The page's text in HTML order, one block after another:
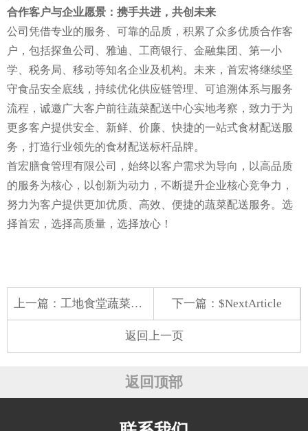
合作客户与企业愿景：携手共进，共创未来
公司凭借专业的服务、可靠的品质，积累了众多优质合作客
户，包括探鱼公司、雅迪、工商银行、金融集团、第一小
学、税务局、移动等知名企业及机构。未来，首宏将继续坚
守食品安全底线，持续优化供应链管理、可追溯体系与服务
流程，诚邀广大客户前往蔬菜配送中心实地考察，致力于为
更多客户提供安全、新鲜、价廉、快捷的一站式食材配送服
务，打造行业领先的食材配送标杆品牌。
首宏膳食管理有限公司，始终以客户需求为导向，以高品质
的服务为核心，以创新为动力，不断提升企业核心竞争力，
努力为客户提供更加优质、高效、便捷的蔬菜配送服务。选
择首宏，选择高质量，选择放心！
上一篇： 工地食堂蔬菜配送服务如何做注意什么配送模式选择与风险规避 下一篇：$NextArticle
返回上一页
返回顶部